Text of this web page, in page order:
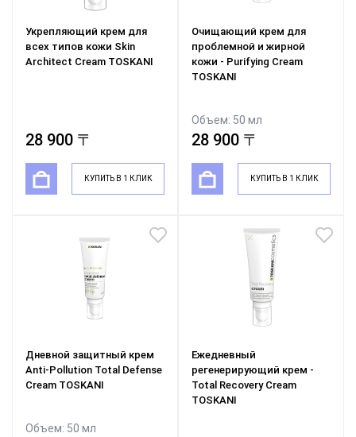
Укрепляющий крем для
всех типов кожи Skin
Architect Cream TOSKANI
28 900 〒
КУПИТЬ В 1 КЛИК
Очищающий крем для
проблемной и жирной
кожи - Purifying Cream
TOSKANI
Объем: 50 мл
28 900 〒
КУПИТЬ В 1 КЛИК
Дневной защитный крем
Anti-Pollution Total Defense
Cream TOSKANI
Объем: 50 мл
Ежедневный
регенерирующий крем -
Total Recovery Cream
TOSKANI